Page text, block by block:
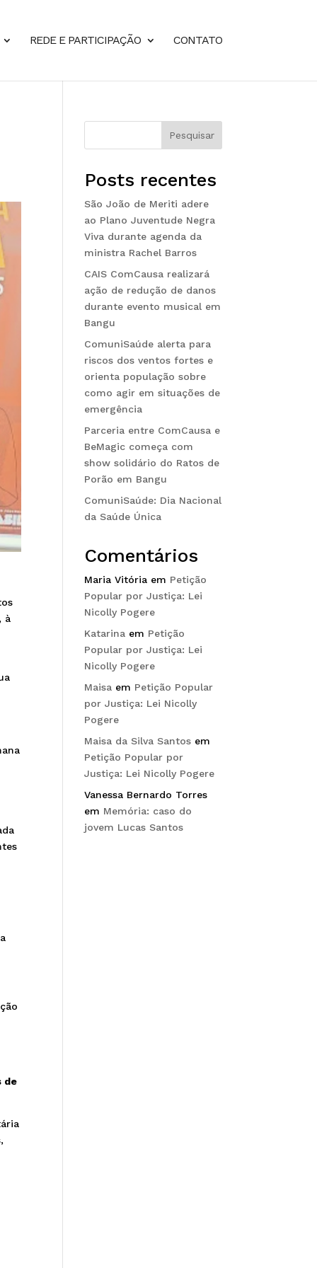
REDE E PARTICIPAÇÃO CONTATO
à
de
Pesquisar
Posts recentes
São João de Meriti adere
ao Plano Juventude Negra
Viva durante agenda da
ministra Rachel Barros
CAIS ComCausa realizará
ação de redução de danos
durante evento musical em
Bangu
ComuniSaúde alerta para
riscos dos ventos fortes e
orienta população sobre
como agir em situações de
emergência
Parceria entre ComCausa e
BeMagic começa com
show solidário do Ratos de
Porão em Bangu
ComuniSaúde: Dia Nacional
da Saúde Única
Comentários
Maria Vitória em Petição
Popular por Justiça: Lei
Nicolly Pogere
Katarina em Petição
Popular por Justiça: Lei
Nicolly Pogere
Maisa em Petição Popular
por Justiça: Lei Nicolly
Pogere
Maisa da Silva Santos em
Petição Popular por
Justiça: Lei Nicolly Pogere
Vanessa Bernardo Torres
em Memória: caso do
jovem Lucas Santos